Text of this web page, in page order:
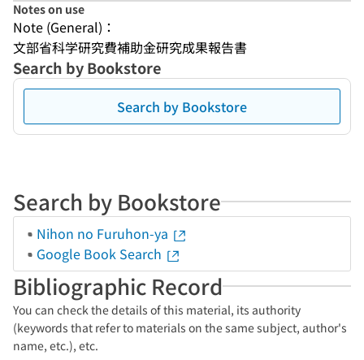
Notes on use
Note (General)：
文部省科学研究費補助金研究成果報告書
Search by Bookstore
Search by Bookstore
Search by Bookstore
Nihon no Furuhon-ya
Google Book Search
Bibliographic Record
You can check the details of this material, its authority
(keywords that refer to materials on the same subject, author's
name, etc.), etc.